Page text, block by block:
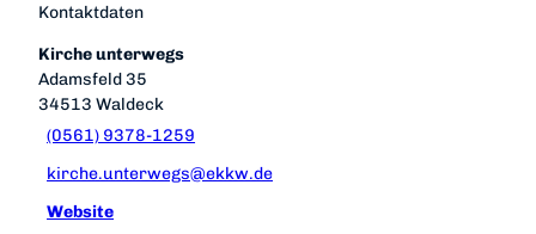
Kontaktdaten
Kirche unterwegs
Adamsfeld 35
34513 Waldeck
(0561) 9378-1259
kirche.unterwegs@ekkw.de
Website